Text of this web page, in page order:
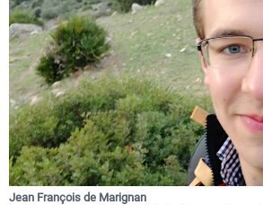
Jean François de Marignan